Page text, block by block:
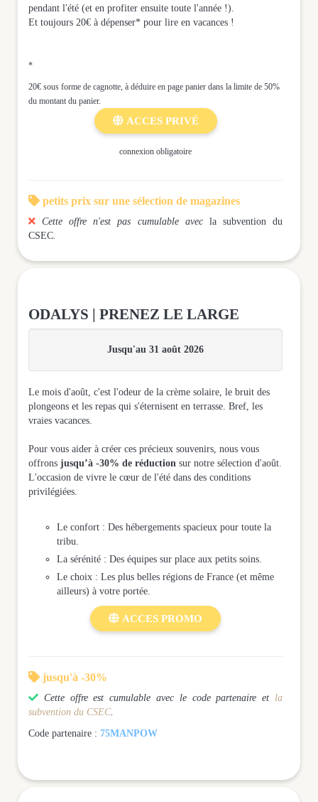
pendant l'été (et en profiter ensuite toute l'année !).
Et toujours 20€ à dépenser* pour lire en vacances ​​​​​!
*
20€ sous forme de cagnotte, à déduire en page panier dans la limite de 50%
du montant du panier.
ACCES PRIVÉ
connexion obligatoire
 petits prix sur une sélection de magazines
 Cette offre n'est pas cumulable avec la subvention du
CSEC
ODALYS | PRENEZ LE LARGE
Jusqu'au 31 août 2026
Le mois d'août, c'est l'odeur de la crème solaire, le bruit des
plongeons et les repas qui s'éternisent en terrasse. Bref, les
vraies vacances.
Pour vous aider à créer ces précieux souvenirs, nous vous
offrons jusqu’à -30% de réduction sur notre sélection d'août.
L'occasion de vivre le cœur de l'été dans des conditions
privilégiées.
Le confort : Des hébergements spacieux pour toute la
tribu.
La sérénité : Des équipes sur place aux petits soins.
Le choix : Les plus belles régions de France (et même
ailleurs) à votre portée.
 ACCES PROMO
 jusqu'à -30%
 Cette offre est cumulable avec le code partenaire et la
subvention du CSEC.
Code partenaire : 75MANPOW